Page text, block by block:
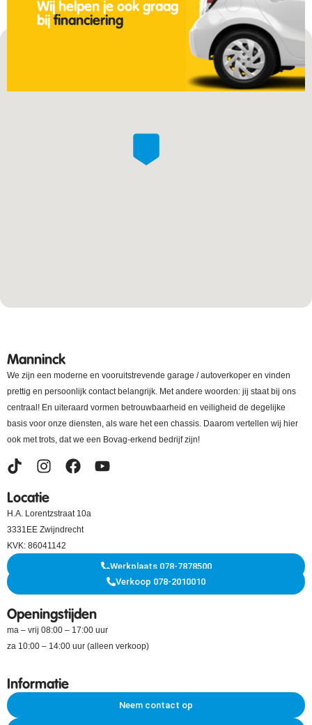
Wij helpen je ook graag
bijfinanciering
Manninck
We zijn een moderne en vooruitstrevende garage / autoverkoper en vinden
prettig en persoonlijk contact belangrijk. Met andere woorden: jij staat bij ons
centraal! En uiteraard vormen betrouwbaarheid en veiligheid de degelijke
basis voor onze diensten, als ware het een chassis. Daarom vertellen wij hier
ook met trots, dat we een Bovag-erkend bedrijf zijn!
Locatie
H.A. Lorentzstraat 10a
3331EE Zwijndrecht
KVK: 86041142
Werkplaats 078-7878500
Verkoop 078-2010010
Openingstijden
ma – vrij 08:00 – 17:00 uur
za 10:00 – 14:00 uur (alleen verkoop)
Informatie
Neem contact op